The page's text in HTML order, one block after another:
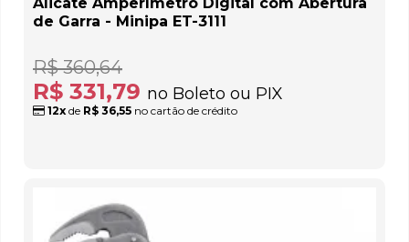
de Garra - Minipa ET-3111
R$ 331,79 no Boleto ou PIX
R$ 360,64
12x de R$ 36,55 no cartão de crédito